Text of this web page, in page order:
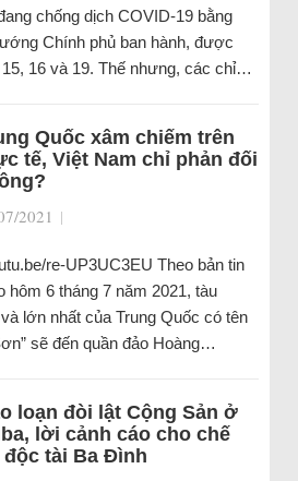
chống dịch COVID-19 bằng
Chính phủ ban hành, được
15, 16 và 19. Thế nhưng, các chỉ…
Quốc xâm chiếm trên
tế, Việt Nam chỉ phản đối
2021 |
re-UP3UC3EU Theo bản tin
hôm 6 tháng 7 năm 2021, tàu
lớn nhất của Trung Quốc có tên
sẽ đến quần đảo Hoàng…
loạn đòi lật Cộng Sản ở
lời cảnh cáo cho chế
độc tài Ba Đình